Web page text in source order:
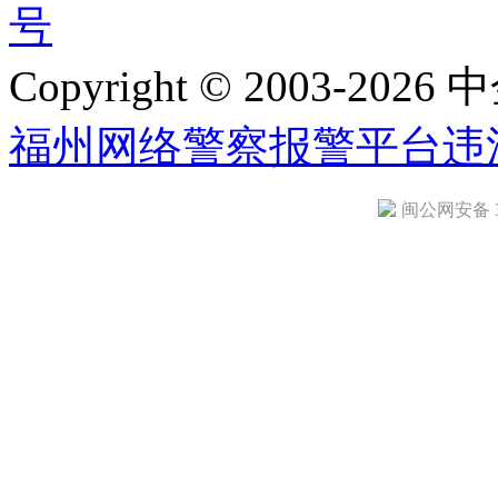
号
Copyright © 2003-2026
福州网络警察报警平台违
闽公网安备